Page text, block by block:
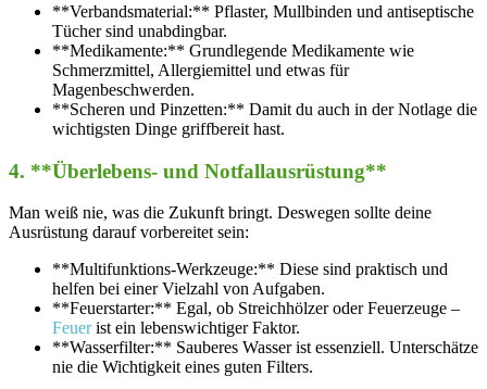
**Verbandsmaterial:** Pflaster, Mullbinden und antiseptische
Tücher sind unabdingbar.
**Medikamente:** Grundlegende Medikamente wie
Schmerzmittel, Allergiemittel und etwas für
Magenbeschwerden.
**Scheren und Pinzetten:** Damit du auch in der Notlage die
wichtigsten Dinge griffbereit hast.
4. **Überlebens- und Notfallausrüstung**
Man weiß nie, was die Zukunft bringt. Deswegen sollte deine
Ausrüstung darauf vorbereitet sein:
**Multifunktions-Werkzeuge:** Diese sind praktisch und
helfen bei einer Vielzahl von Aufgaben.
**Feuerstarter:** Egal, ob Streichhölzer oder Feuerzeuge –
Feuerist ein lebenswichtiger Faktor.
**Wasserfilter:** Sauberes Wasser ist essenziell. Unterschätze
nie die Wichtigkeit eines guten Filters.